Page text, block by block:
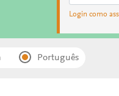
Login como
Português